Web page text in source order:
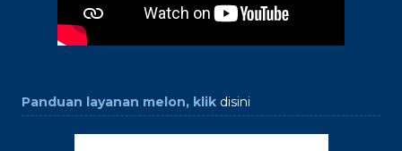
Panduan layanan melon, klik disini